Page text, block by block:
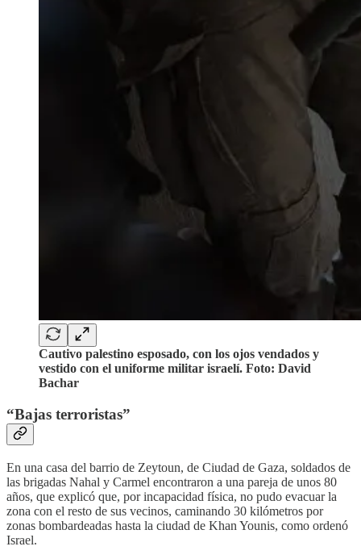
Cautivo palestino esposado, con los ojos vendados y
vestido con el uniforme militar israelí. Foto: David
Bachar
“Bajas terroristas”
En una casa del barrio de Zeytoun, de Ciudad de Gaza, soldados de
las brigadas Nahal y Carmel encontraron a una pareja de unos 80
años, que explicó que, por incapacidad física, no pudo evacuar la
zona con el resto de sus vecinos, caminando 30 kilómetros por
zonas bombardeadas hasta la ciudad de Khan Younis, como ordenó
Israel.